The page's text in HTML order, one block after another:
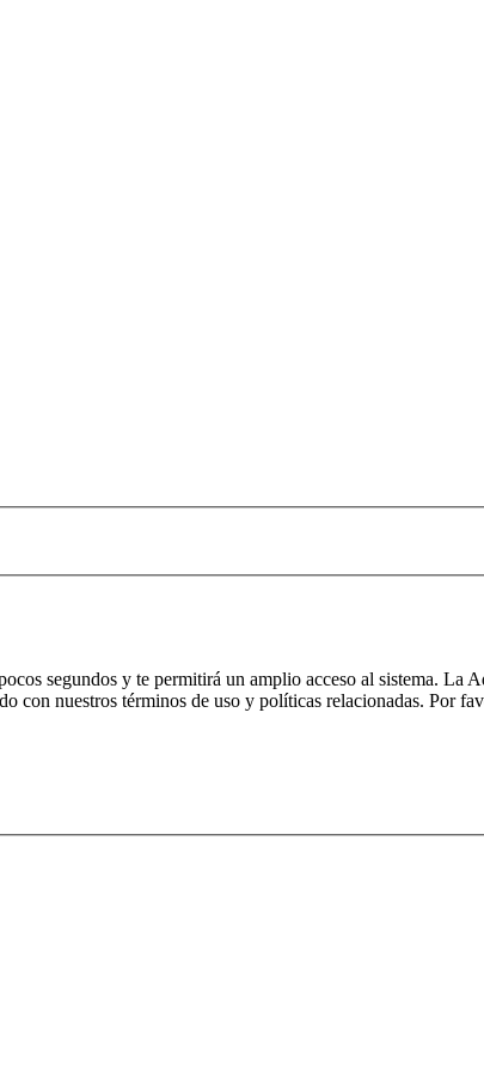
segundos y te permitirá un amplio acceso al sistema.
con nuestros términos de uso y políticas relacionadas. Por